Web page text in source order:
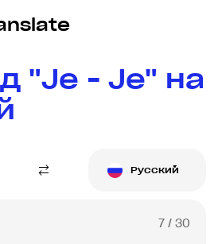
"Je - Je" на
Русский
7 / 30